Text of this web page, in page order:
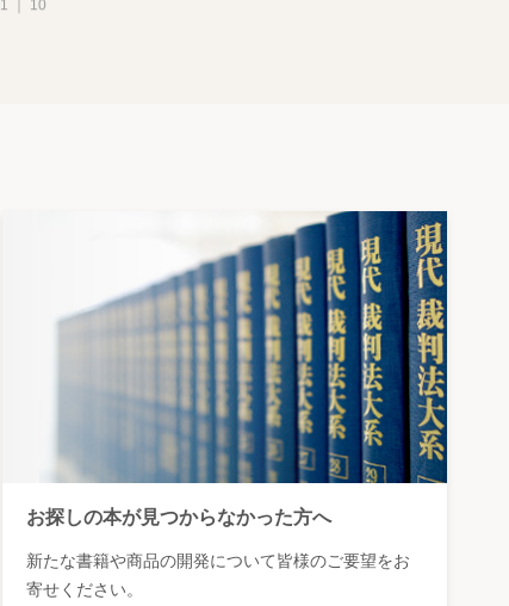
1 ｜ 10
お探しの本が見つからなかった方へ
新たな書籍や商品の開発について皆様のご要望をお
寄せください。